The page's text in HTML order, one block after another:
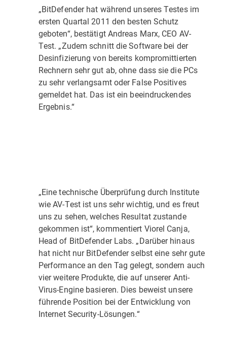
„BitDefender hat während unseres Testes im
ersten Quartal 2011 den besten Schutz
geboten“, bestätigt Andreas Marx, CEO AV-
Test. „Zudem schnitt die Software bei der
Desinfizierung von bereits kompromittierten
Rechnern sehr gut ab, ohne dass sie die PCs
zu sehr verlangsamt oder False Positives
gemeldet hat. Das ist ein beeindruckendes
Ergebnis.“
„Eine technische Überprüfung durch Institute
wie AV-Test ist uns sehr wichtig, und es freut
uns zu sehen, welches Resultat zustande
gekommen ist“, kommentiert Viorel Canja,
Head of BitDefender Labs. „Darüber hinaus
hat nicht nur BitDefender selbst eine sehr gute
Performance an den Tag gelegt, sondern auch
vier weitere Produkte, die auf unserer Anti-
Virus-Engine basieren. Dies beweist unsere
führende Position bei der Entwicklung von
Internet Security-Lösungen.“